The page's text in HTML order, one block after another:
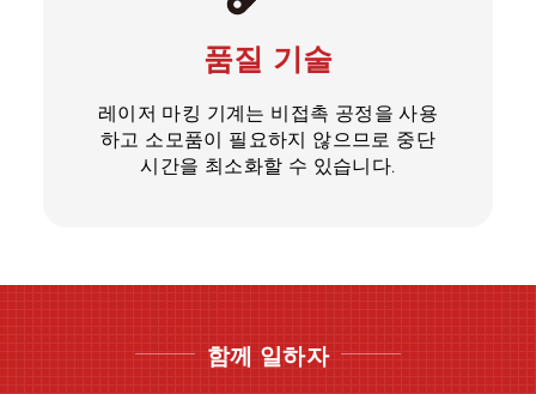
품질 기술
레이저 마킹 기계는 비접촉 공정을 사용
하고 소모품이 필요하지 않으므로 중단
시간을 최소화할 수 있습니다.
함께 일하자